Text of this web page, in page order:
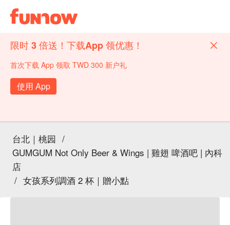
限时 3 倍送！下载App 领优惠！
首次下载 App 领取 TWD 300 新户礼
使用 App
台北｜桃园 /
GUMGUM Not Only Beer & Wings | 雞翅 啤酒吧 | 內科
店
/ 女孩系列調酒 2 杯｜贈小點